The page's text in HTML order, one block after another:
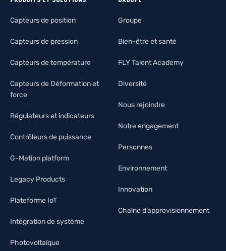
Capteurs de position
Capteurs de pression
Capteurs de température
Capteurs de Déformation et
force
Régulateurs et indicateurs
Contrôleurs de puissance
G-Mation platform
Legacy Products
Plateforme IoT
Intégration de système
Photovoltaïque
Groupe
Bien-être et santé
FLY Talent Academy
Diversité
Nous rejoindre
Notre engagement
Personnes
Environnement
Innovation
Chaîne d’approvisionnement